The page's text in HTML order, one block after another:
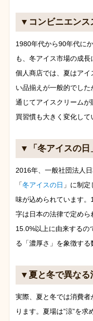
▼コンビニエンス
1980年代から90年代に
も、冬アイス市場の成
個人商店では、夏はア
い品揃えが一般的でし
通じてアイスクリーム
買習慣も大きく変化して
▼「冬アイスの日
2016年、一般社団法人
「冬アイスの日 」に制
味が込められています
字は日本の法律で定め
15.0%以上に由来するの
る「濃厚さ」を象徴する
▼夏と冬で異なる
実際、夏と冬では消費
ります。夏場は”涼”を